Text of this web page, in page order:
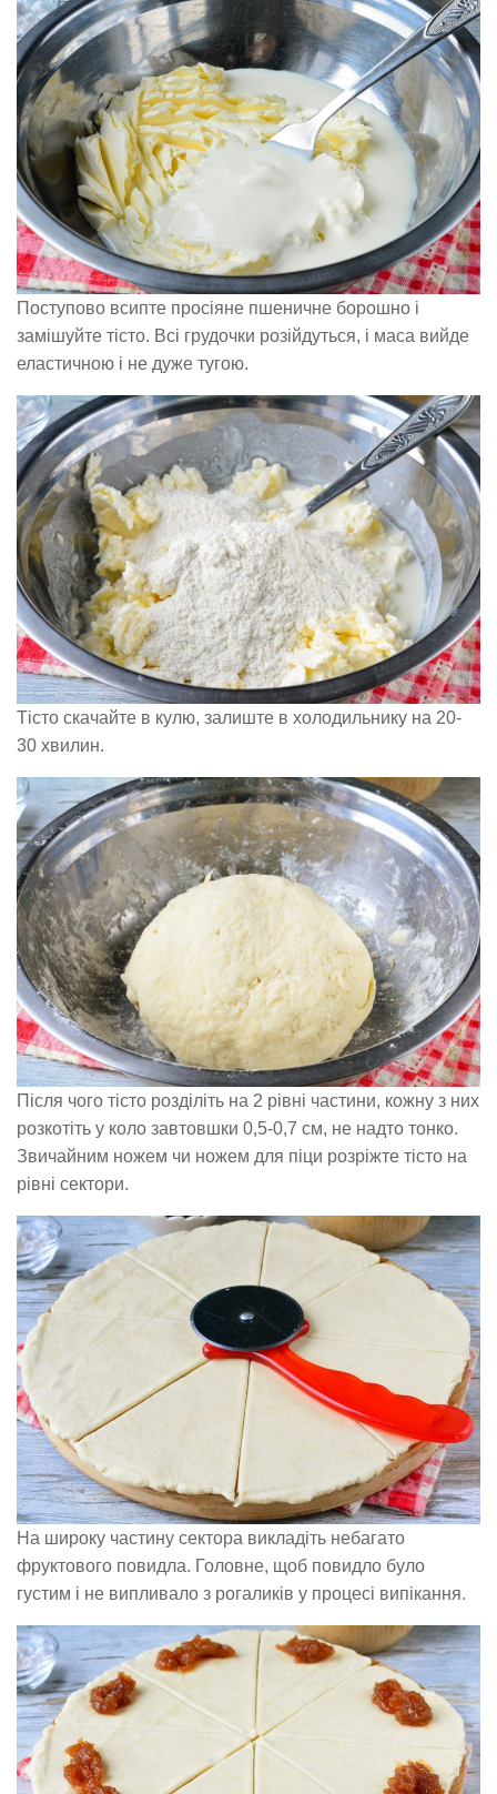
Поступово всипте просіяне пшеничне борошно і
замішуйте тісто. Всі грудочки розійдуться, і маса вийде
еластичною і не дуже тугою.
Тісто скачайте в кулю, залиште в холодильнику на 20-
30 хвилин.
Після чого тісто розділіть на 2 рівні частини, кожну з них
розкотіть у коло завтовшки 0,5-0,7 см, не надто тонко.
Звичайним ножем чи ножем для піци розріжте тісто на
рівні сектори.
На широку частину сектора викладіть небагато
фруктового повидла. Головне, щоб повидло було
густим і не випливало з рогаликів у процесі випікання.